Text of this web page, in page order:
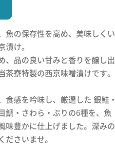
魚の保存性を高め、美味しくい
漬け。
、品の良い甘みと香りを醸し出
茶寮特製の西京味噌漬けです。
食感を吟味し、厳選した 銀鮭・
鯛・さわら・ぶりの6種を、魚
味豊かに仕上げました。深みの
ださいませ。